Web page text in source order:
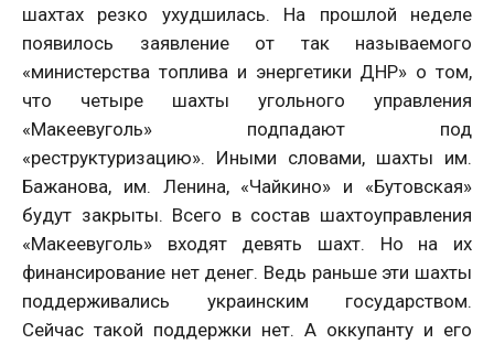
шахтах резко ухудшилась. На прошлой неделе
появилось заявление от так называемого
«министерства топлива и энергетики ДНР» о том,
что четыре шахты угольного управления
«Макеевуголь» подпадают под
«реструктуризацию». Иными словами, шахты им.
Бажанова, им. Ленина, «Чайкино» и «Бутовская»
будут закрыты. Всего в состав шахтоуправления
«Макеевуголь» входят девять шахт. Но на их
финансирование нет денег. Ведь раньше эти шахты
поддерживались украинским государством.
Сейчас такой поддержки нет. А оккупанту и его